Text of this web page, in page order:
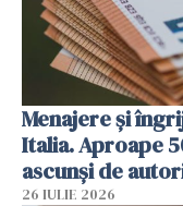
Menajere și
Italia. Aproape
ascunși de
26 IULIE 2026